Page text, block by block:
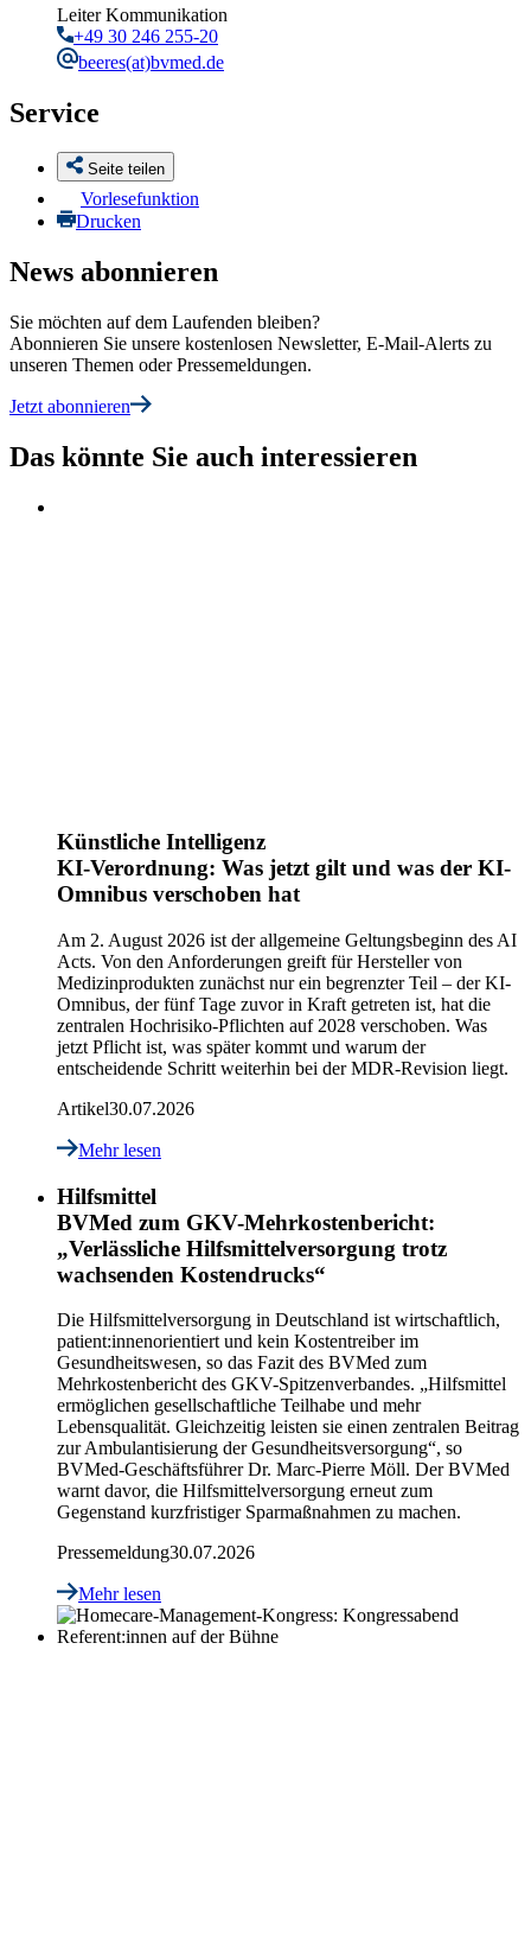
Leiter Kommunikation
+49 30 246 255-20
beeres(at)bvmed.de
Service
Seite teilen
Vorlesefunktion
Drucken
News abonnieren
Sie möchten auf dem Laufenden bleiben?
Abonnieren Sie unsere kostenlosen Newsletter, E-Mail-Alerts zu
unseren Themen oder Pressemeldungen.
Jetzt abonnieren
Das könnte Sie auch interessieren
Künstliche Intelligenz
KI-Verordnung: Was jetzt gilt und was der KI-
Omnibus verschoben hat
Am 2. August 2026 ist der allgemeine Geltungsbeginn des AI
Acts. Von den Anforderungen greift für Hersteller von
Medizinprodukten zunächst nur ein begrenzter Teil – der KI-
Omnibus, der fünf Tage zuvor in Kraft getreten ist, hat die
zentralen Hochrisiko-Pflichten auf 2028 verschoben. Was
jetzt Pflicht ist, was später kommt und warum der
entscheidende Schritt weiterhin bei der MDR-Revision liegt.
Artikel30.07.2026
Mehr lesen
Hilfsmittel
BVMed zum GKV-Mehrkostenbericht:
„Verlässliche Hilfsmittelversorgung trotz
wachsenden Kostendrucks“
Die Hilfsmittelversorgung in Deutschland ist wirtschaftlich,
patient:innenorientiert und kein Kostentreiber im
Gesundheitswesen, so das Fazit des BVMed zum
Mehrkostenbericht des GKV-Spitzenverbandes. „Hilfsmittel
ermöglichen gesellschaftliche Teilhabe und mehr
Lebensqualität. Gleichzeitig leisten sie einen zentralen Beitrag
zur Ambulantisierung der Gesundheitsversorgung“, so
BVMed-Geschäftsführer Dr. Marc-Pierre Möll. Der BVMed
warnt davor, die Hilfsmittelversorgung erneut zum
Gegenstand kurzfristiger Sparmaßnahmen zu machen.
Pressemeldung30.07.2026
Mehr lesen